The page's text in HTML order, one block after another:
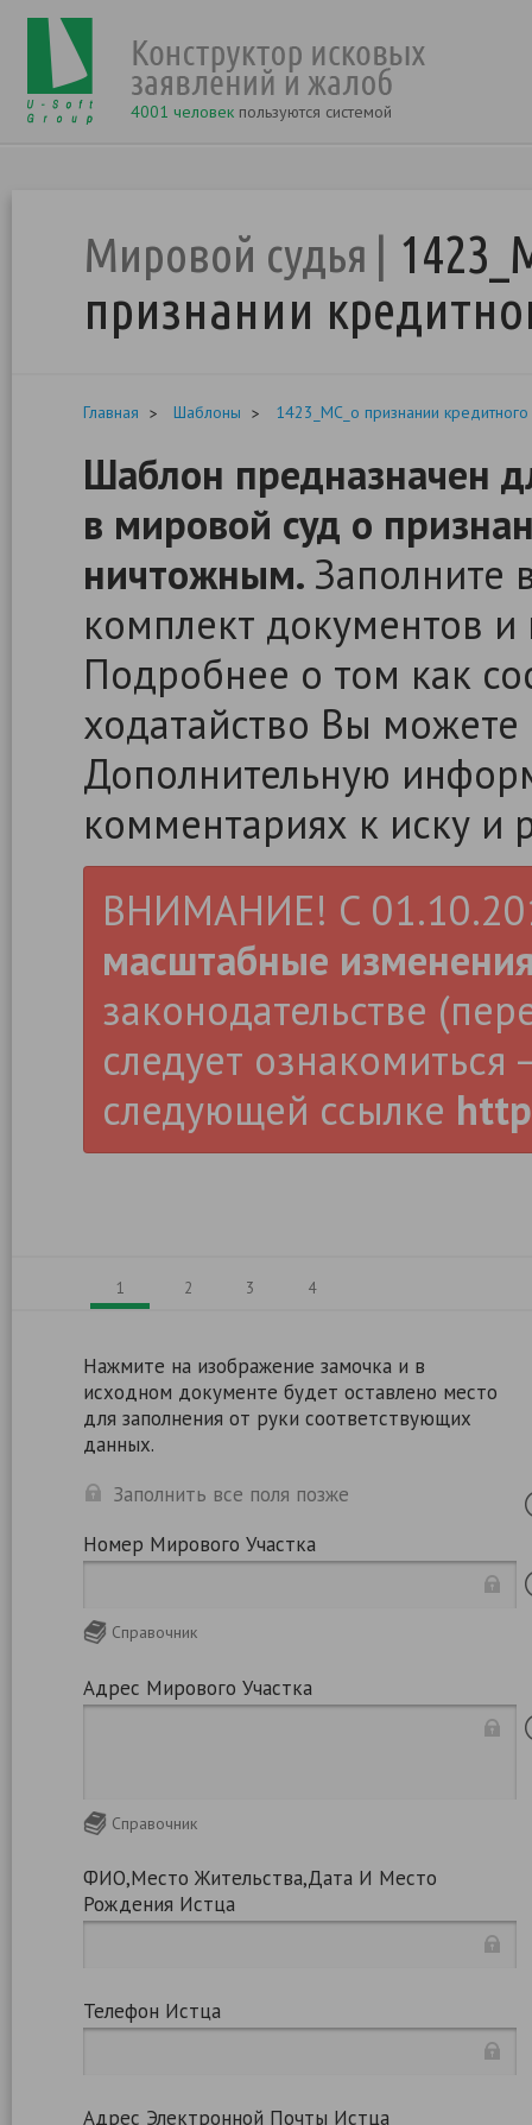
4001 человек пользуются системой
Мировой судья
признании
Главная Шаблоны 1423_МС_о признании
Шаблон предназначен
в мировой суд о
ничтожным. Заполните
комплект документов и
Подробнее о том как
ходатайство Вы
Дополнительную
комментариях к иску и
ВНИМАНИЕ! С
масштабные
законодательстве
следует ознакомиться
следующей ссылке
1 2 3 4
Нажмите на изображение замочка и в
исходном документе будет оставлено место
для заполнения от руки соответствующих
данных.
Заполнить все поля позже
Номер Мирового Участка
Справочник
Адрес Мирового Участка
Справочник
ФИО,место Жительства,дата И Место
Рождения Истца
Телефон Истца
Адрес Электронной Почты Истца